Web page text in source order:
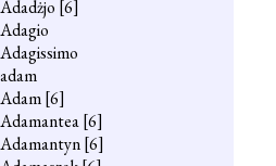
Adadżjo [6]
Adagio
Adagissimo
adam
Adam[6]
Adamantea[6]
Adamantyn[6]